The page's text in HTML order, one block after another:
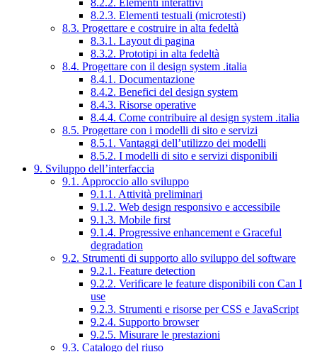
8.2.2. Elementi interattivi
8.2.3. Elementi testuali (microtesti)
8.3. Progettare e costruire in alta fedeltà
8.3.1. Layout di pagina
8.3.2. Prototipi in alta fedeltà
8.4. Progettare con il design system .italia
8.4.1. Documentazione
8.4.2. Benefici del design system
8.4.3. Risorse operative
8.4.4. Come contribuire al design system .italia
8.5. Progettare con i modelli di sito e servizi
8.5.1. Vantaggi dell’utilizzo dei modelli
8.5.2. I modelli di sito e servizi disponibili
9. Sviluppo dell’interfaccia
9.1. Approccio allo sviluppo
9.1.1. Attività preliminari
9.1.2. Web design responsivo e accessibile
9.1.3. Mobile first
9.1.4. Progressive enhancement e Graceful
degradation
9.2. Strumenti di supporto allo sviluppo del software
9.2.1. Feature detection
9.2.2. Verificare le feature disponibili con Can I
use
9.2.3. Strumenti e risorse per CSS e JavaScript
9.2.4. Supporto browser
9.2.5. Misurare le prestazioni
9.3. Catalogo del riuso